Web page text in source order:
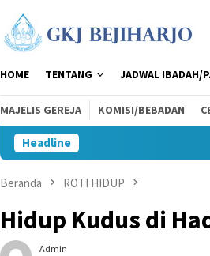
HOME TENTANG JADWAL IBADAH/
MAJELIS GEREJA KOMISI/BEBADAN
Headline
Beranda ROTI HIDUP
Hidup Kudus di
Admin